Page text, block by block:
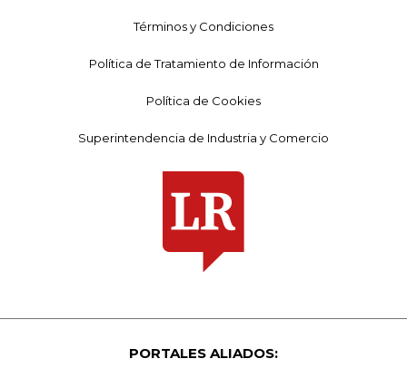
Términos y Condiciones
Política de Tratamiento de Información
Política de Cookies
Superintendencia de Industria y Comercio
PORTALES ALIADOS: